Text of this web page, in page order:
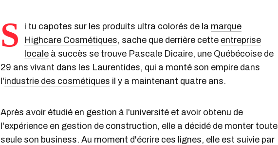
S i tu capotes sur les produits ultra colorés de la marque
Highcare Cosmétiques, sache que derrière cette entreprise
locale à succès se trouve Pascale Dicaire, une Québécoise de
29 ans vivant dans les Laurentides, qui a monté son empire dans
l'industrie des cosmétiques il y a maintenant quatre ans.
Après avoir étudié en gestion à l'université et avoir obtenu de
l'expérience en gestion de construction, elle a décidé de monter toute
seule son business. Au moment d'écrire ces lignes, elle est suivie par